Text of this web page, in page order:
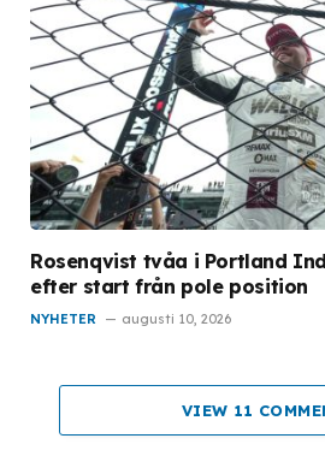
Rosenqvist tvåa i Portland
efter start från pole position
NYHETER augusti 10, 2026
VIEW 11